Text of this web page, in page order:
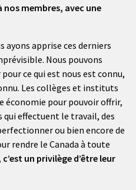
membres, avec une
ayons apprise ces derniers
Nous pouvons
ce qui est nous est connu,
Les collèges et instituts
économie pour pouvoir offrir,
qui effectuent le travail, des
ou bien encore de
rendre le Canada à toute
un privilège d’être leur